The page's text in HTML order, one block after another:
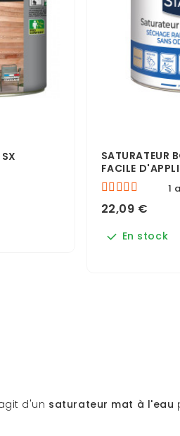
SATURATEUR
FACILE
1
22,09 €
En stock
d'un saturateur mat à l'eau